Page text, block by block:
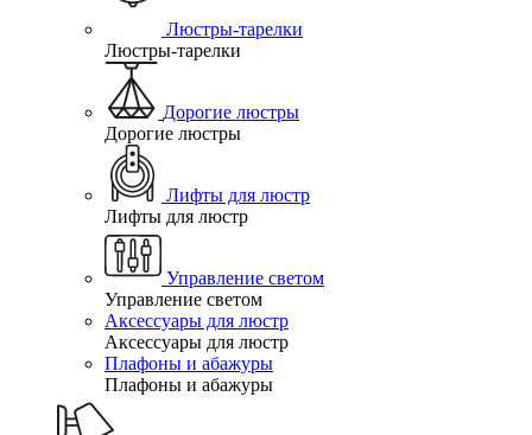
Люстры-тарелки
Люстры-тарелки
Дорогие люстры
Дорогие люстры
Лифты для люстр
Лифты для люстр
Управление светом
Управление светом
Аксессуары для люстр
Аксессуары для люстр
Плафоны и абажуры
Плафоны и абажуры